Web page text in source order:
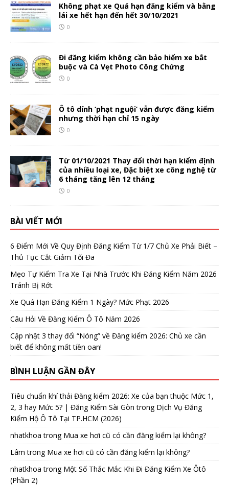
Không phạt xe Quá hạn đăng kiểm và bằng
lái xe hết hạn đến hết 30/10/2021
0
Đi đăng kiểm không cần bảo hiểm xe bắt
buộc và Cà Vẹt Photo Công Chứng
0
Ô tô dính ‘phạt nguội’ vẫn được đăng kiểm
nhưng thời hạn chỉ 15 ngày
0
Từ 01/10/2021 Thay đổi thời hạn kiểm định
của nhiều loại xe, Đặc biệt xe công nghệ từ
6 tháng tăng lên 12 tháng
0
BÀI VIẾT MỚI
6 Điểm Mới Về Quy Định Đăng Kiểm Từ 1/7 Chủ Xe Phải Biết –
Thủ Tục Cắt Giảm Tối Đa
Mẹo Tự Kiểm Tra Xe Tại Nhà Trước Khi Đăng Kiểm Năm 2026
Tránh Bị Rớt
Xe Quá Hạn Đăng Kiểm 1 Ngày? Mức Phạt 2026
Câu Hỏi Về Đăng Kiểm Ô Tô Năm 2026
Cập nhật 3 thay đổi “Nóng” về Đăng kiểm 2026: Chủ xe cần
biết để không mất tiền oan!
BÌNH LUẬN GẦN ĐÂY
Tiêu chuẩn khí thải Đăng kiểm 2026: Xe của bạn thuộc Mức 1,
2, 3 hay Mức 5? | Đăng Kiểm Sài Gòn trong Dịch Vụ Đăng
Kiểm Hộ Ô Tô Tại TP.HCM (2026)
nhatkhoa trong Mua xe hơi cũ có cần đăng kiểm lại không?
Lâm trong Mua xe hơi cũ có cần đăng kiểm lại không?
nhatkhoa trong Một Số Thắc Mắc Khi Đi Đăng Kiểm Xe Ôtô
(Phần 2)